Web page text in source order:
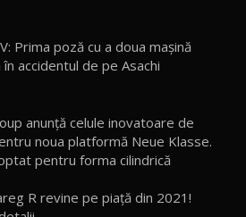
009: Cel mai Performant și Confortabil
Testat în Moldova / AutoBlog.MD
și Puternic Defender Testat în
Prima poză cu a doua mașină
accidentul de pe Asachi
anunţă celule inovatoare de
noua platformă Neue Klasse.
pentru forma cilindrică
R revine pe piaţă din 2021!